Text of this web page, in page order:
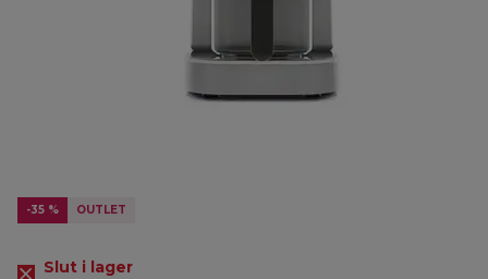
-35 % OUTLET
Slut i lager